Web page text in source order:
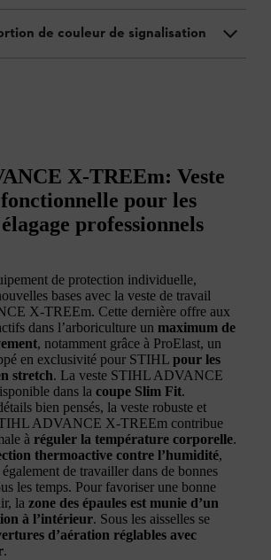
de couleur de signalisation
X-TREEm: Veste
pour les
professionnels
de protection individuelle,
bases avec la veste de travail
X-TREEm. Cette dernière offre aux
dans l’arboriculture un maximum de
, notamment grâce à ProElast, un
en exclusivité pour STIHL pour les
stretch. La veste STIHL ADVANCE
dans la coupe Slim Fit.
bien pensés, la veste robuste et
ADVANCE X-TREEm contribue
à réguler la température corporelle.
thermoactive contre l’humidité,
de travailler dans de bonnes
les temps. Pour favoriser une bonne
la zone des épaules est munie d’un
à l’intérieur. Sous les aisselles se
d’aération réglables avec
.